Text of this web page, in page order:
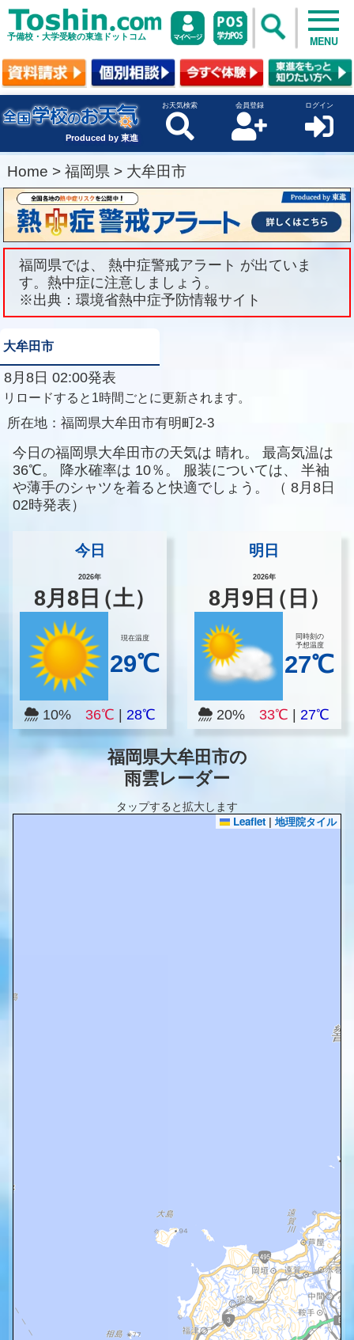
予備校・大学受験の東進ドットコム MENU
Produced by 東進
お天気検索 会員登録 ログイン
Home > 福岡県 > 大牟田市
福岡県では、 熱中症警戒アラート が出ていま
す。熱中症に注意しましょう。
※出典：環境省熱中症予防情報サイト
大牟田市
8月8日 02:00発表
リロードすると1時間ごとに更新されます。
所在地： 福岡県大牟田市有明町2-3
今日の福岡県大牟田市の天気は 晴れ。
最高気温は
36℃。
降水確率は 10％。 服装については、
半袖
や薄手のシャツを着ると快適でしょう。
（ 8月8日
02時発表）
今日
2026年
8月8 日（土）
現在温度
29℃
10% 36℃ 28℃
明日
2026年
8月 9 日（日）
同時刻の
予想温度
27℃
20%33℃ |27℃
福岡県大牟田市の
雨雲レーダー
タップすると拡大します
Leaflet | 地理院タイル